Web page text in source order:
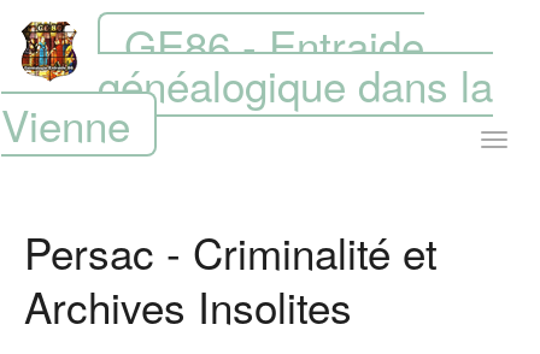
GE86 - Entraide
généalogique dans la
Vienne
Persac - Criminalité et
Archives Insolites